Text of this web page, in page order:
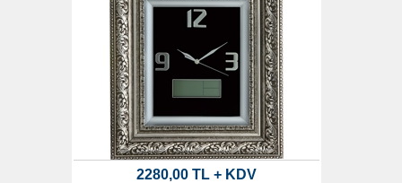
2280,00 TL + KDV